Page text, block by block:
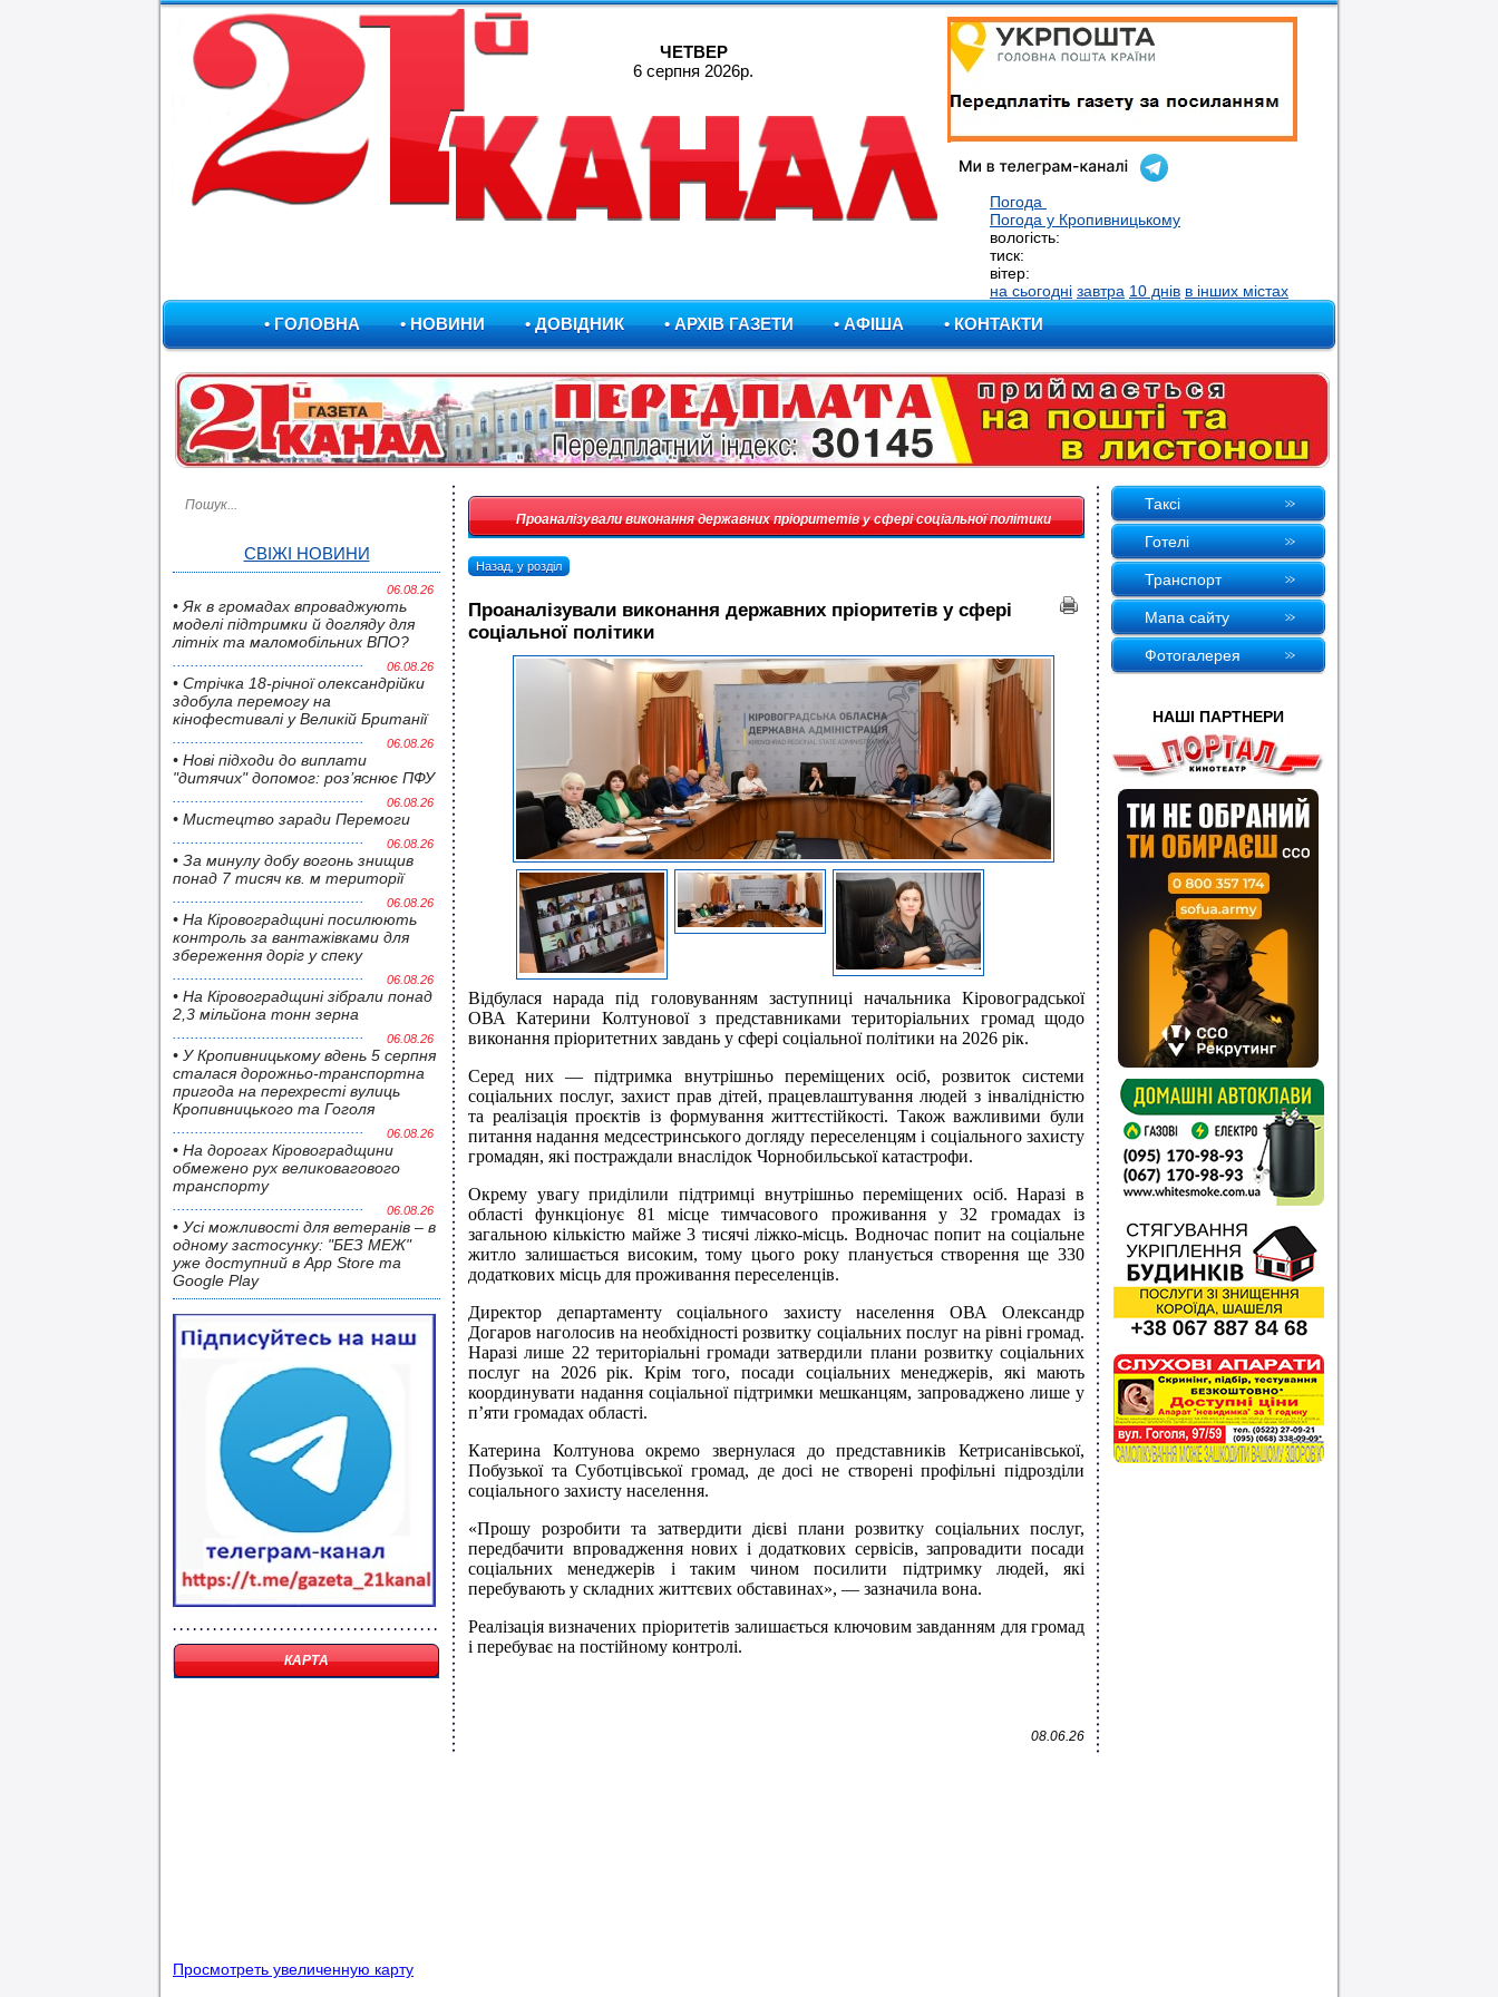
ЧЕТВЕР
6 серпня 2026р.
Погода
Погода у Кропивницькому
вологість:
тиск:
вітер:
на сьогодні завтра 10 днів в інших містах
• ГОЛОВНА • НОВИНИ • ДОВІДНИК • АРХІВ ГАЗЕТИ • АФІША • КОНТАКТИ
СВІЖІ НОВИНИ
06.08.26
• Як в громадах впроваджують
моделі підтримки й догляду для
літніх та маломобільних ВПО?
06.08.26
• Стрічка 18-річної олександрійки
здобула перемогу на
кінофестивалі у Великій Британії
06.08.26
• Нові підходи до виплати
"дитячих" допомог: роз’яснює ПФУ
06.08.26
• Мистецтво заради Перемоги
06.08.26
• За минулу добу вогонь знищив
понад 7 тисяч кв. м території
06.08.26
• На Кіровоградщині посилюють
контроль за вантажівками для
збереження доріг у спеку
06.08.26
• На Кіровоградщині зібрали понад
2,3 мільйона тонн зерна
06.08.26
• У Кропивницькому вдень 5 серпня
сталася дорожньо-транспортна
пригода на перехресті вулиць
Кропивницького та Гоголя
06.08.26
• На дорогах Кіровоградщини
обмежено рух великовагового
транспорту
06.08.26
• Усі можливості для ветеранів – в
одному застосунку: "БЕЗ МЕЖ"
уже доступний в App Store та
Google Play
КАРТА
Просмотреть увеличенную карту
Проаналізували виконання державних пріоритетів у сфері соціальної політики
Назад, у розділ
Проаналізували виконання державних пріоритетів у сфері
соціальної політики
Відбулася нарада під головуванням заступниці начальника Кіровоградської
ОВА Катерини Колтунової з представниками територіальних громад щодо
виконання пріоритетних завдань у сфері соціальної політики на 2026 рік.
Серед них — підтримка внутрішньо переміщених осіб, розвиток системи
соціальних послуг, захист прав дітей, працевлаштування людей з інвалідністю
та реалізація проєктів із формування життєстійкості. Також важливими були
питання надання медсестринського догляду переселенцям і соціального захисту
громадян, які постраждали внаслідок Чорнобильської катастрофи.
Окрему увагу приділили підтримці внутрішньо переміщених осіб. Наразі в
області функціонує 81 місце тимчасового проживання у 32 громадах із
загальною кількістю майже 3 тисячі ліжко-місць. Водночас попит на соціальне
житло залишається високим, тому цього року планується створення ще 330
додаткових місць для проживання переселенців.
Директор департаменту соціального захисту населення ОВА Олександр
Догаров наголосив на необхідності розвитку соціальних послуг на рівні громад.
Наразі лише 22 територіальні громади затвердили плани розвитку соціальних
послуг на 2026 рік. Крім того, посади соціальних менеджерів, які мають
координувати надання соціальної підтримки мешканцям, запроваджено лише у
п’яти громадах області.
Катерина Колтунова окремо звернулася до представників Кетрисанівської,
Побузької та Суботцівської громад, де досі не створені профільні підрозділи
соціального захисту населення.
«Прошу розробити та затвердити дієві плани розвитку соціальних послуг,
передбачити впровадження нових і додаткових сервісів, запровадити посади
соціальних менеджерів і таким чином посилити підтримку людей, які
перебувають у складних життєвих обставинах», — зазначила вона.
Реалізація визначених пріоритетів залишається ключовим завданням для громад
і перебуває на постійному контролі.
08.06.26
Таксi
Готелi
Транспорт
Мапа сайту
Фотогалерея
НАШI ПАРТНЕРИ